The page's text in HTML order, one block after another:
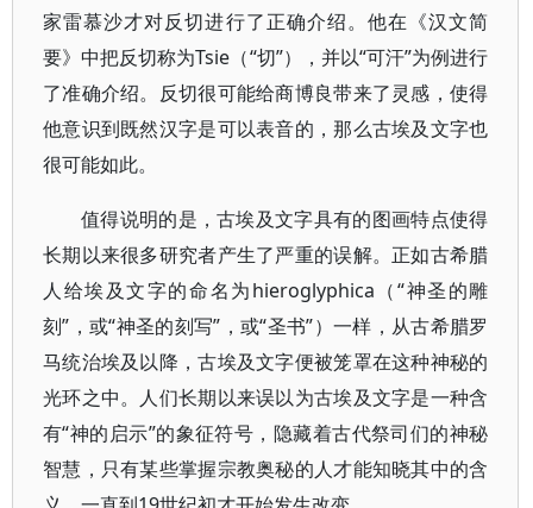
家雷慕沙才对反切进行了正确介绍。他在《汉文简
要》中把反切称为Tsie（“切”），并以“可汗”为例进行
了准确介绍。反切很可能给商博良带来了灵感，使得
他意识到既然汉字是可以表音的，那么古埃及文字也
很可能如此。
值得说明的是，古埃及文字具有的图画特点使得
长期以来很多研究者产生了严重的误解。正如古希腊
人给埃及文字的命名为hieroglyphica（“神圣的雕
刻”，或“神圣的刻写”，或“圣书”）一样，从古希腊罗
马统治埃及以降，古埃及文字便被笼罩在这种神秘的
光环之中。人们长期以来误以为古埃及文字是一种含
有“神的启示”的象征符号，隐藏着古代祭司们的神秘
智慧，只有某些掌握宗教奥秘的人才能知晓其中的含